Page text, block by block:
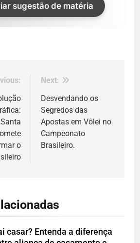
sugestão de matéria
o
Next:
Desvendando os
Segredos das
Apostas em Vôlei no
Campeonato
Brasileiro.
casar? Entenda a diferença